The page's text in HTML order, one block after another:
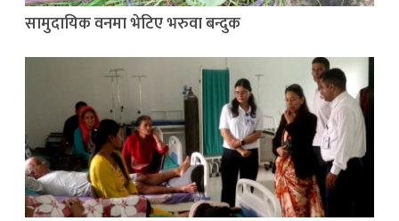
सामुदायिक वनमा भेटिए भरुवा बन्दुक